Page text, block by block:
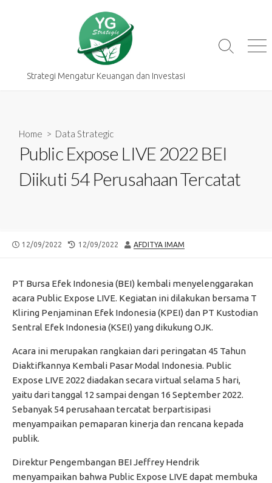
Strategi Mengatur Keuangan dan Investasi
Search
Home > Data Strategic
Public Expose LIVE 2022 BEI
Diikuti 54 Perusahaan Tercatat
PUBLISHED
12/09/2022
LAST
12/09/2022 AUTHOR
AFDITYA IMAM
PT Bursa Efek Indonesia (BEI) kembali menyelenggarakan
acara Public Expose LIVE. Kegiatan ini dilakukan bersama T
Kliring Penjaminan Efek Indonesia (KPEI) dan PT Kustodian
Sentral Efek Indonesia (KSEI) yang dikukung OJK.
Acara ini merupakan rangkaian dari peringatan 45 Tahun
Diaktifkannya Kembali Pasar Modal Indonesia. Public
Expose LIVE 2022 diadakan secara virtual selama 5 hari,
yaitu dari tanggal 12 sampai dengan 16 September 2022.
Sebanyak 54 perusahaan tercatat berpartisipasi
menyampaikan pemaparan kinerja dan rencana kepada
publik.
Direktur Pengembangan BEI Jeffrey Hendrik
menyampaikan bahwa Public Expose LIVE dapat membuka